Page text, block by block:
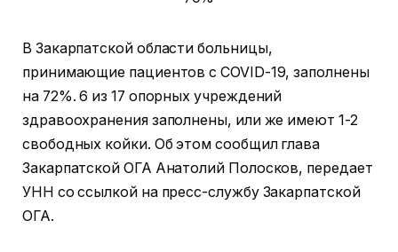
В Закарпатской области больницы,
принимающие пациентов с COVID-19, заполнены
на 72%. 6 из 17 опорных учреждений
здравоохранения заполнены, или же имеют 1-2
свободных койки. Об этом сообщил глава
Закарпатской ОГА Анатолий Полосков, передает
УНН со ссылкой на пресс-службу Закарпатской
ОГА.